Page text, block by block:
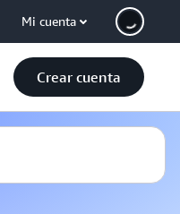
Mi cuenta
Crear cuenta